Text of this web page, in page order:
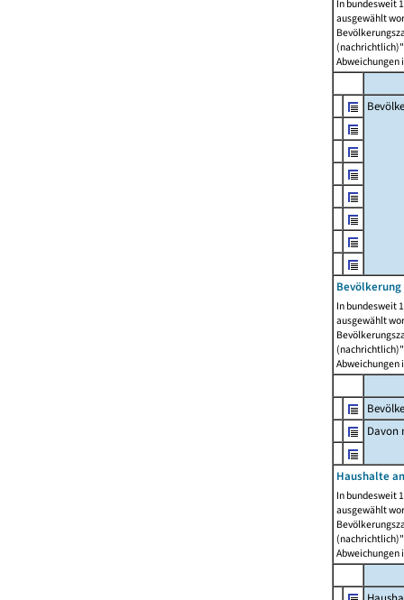
In bundesweit
ausgewählt
Abweichungen
In bundesweit
ausgewählt
Abweichungen
Davon
Haushalte
In bundesweit
ausgewählt
Abweichungen